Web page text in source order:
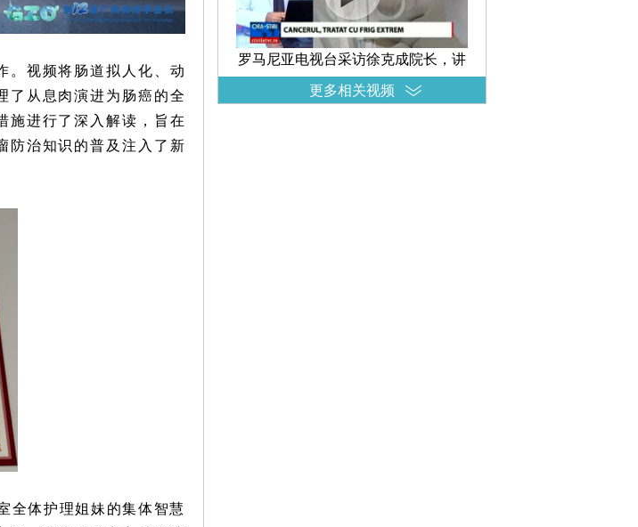
。视频将肠道拟人化、动
了从息肉演进为肠癌的全
施进行了深入解读，旨在
防治知识的普及注入了新
全体护理姐妹的集体智慧
罗马尼亚电视台采访徐克成院长，讲
述冷冻消瘤减瘤在治疗癌症中的
更多相关视频